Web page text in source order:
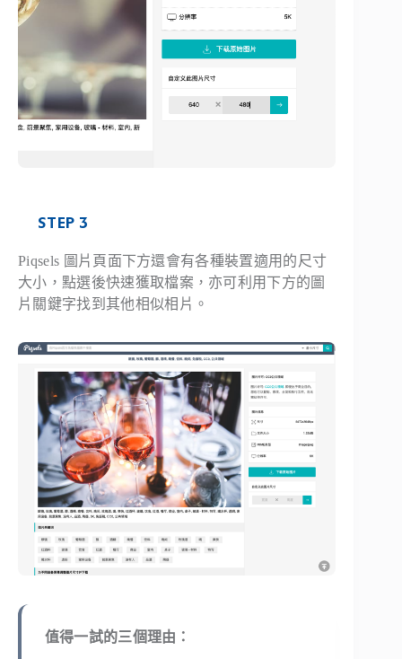
STEP 3
Piqsels 圖片頁面下方還會有各種裝置適用的尺寸
大小，點選後快速獲取檔案，亦可利用下方的圖
片關鍵字找到其他相似相片。
值得一試的三個理由：